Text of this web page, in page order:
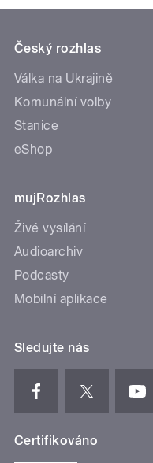
Český rozhlas
Válka na Ukrajině
Komunální volby
Stanice
eShop
mujRozhlas
Živé vysílání
Audioarchiv
Podcasty
Mobilní aplikace
Sledujte nás
Certifikováno